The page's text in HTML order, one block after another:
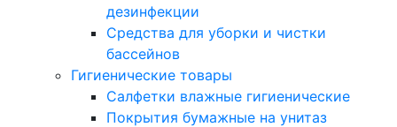
дезинфекции
Средства для уборки и чистки
бассейнов
Гигиенические товары
Салфетки влажные гигиенические
Покрытия бумажные на унитаз